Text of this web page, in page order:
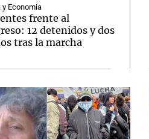
y Economía
frente al
12 detenidos y dos
tras la marcha